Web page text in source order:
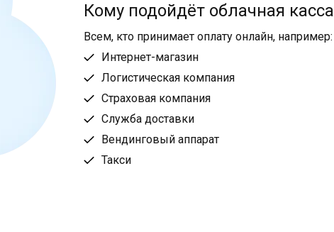
Кому подойдёт облачная касса
Всем, кто принимает оплату онлайн, например:
Интернет-магазин
Логистическая компания
Страховая компания
Служба доставки
Вендинговый аппарат
Такси